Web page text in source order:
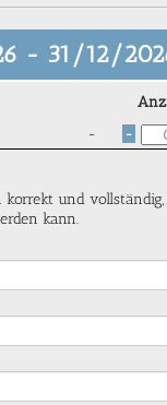
- 31/12/
- -
und
kann.